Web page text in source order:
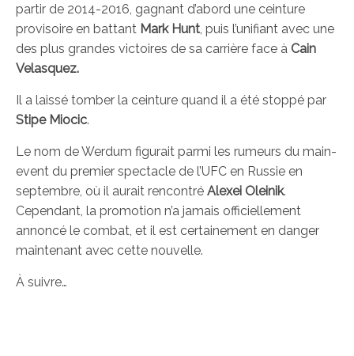
partir de 2014-2016, gagnant d’abord une ceinture
provisoire en battant Mark Hunt , puis l’unifiant avec une
des plus grandes victoires de sa carrière face à Cain
Velasquez.
Il a laissé tomber la ceinture quand il a été stoppé par
Stipe Miocic.
Le nom de Werdum figurait parmi les rumeurs du main-
event du premier spectacle de l’UFC en Russie en
septembre, où il aurait rencontré Alexei Oleinik.
Cependant, la promotion n’a jamais officiellement
annoncé le combat, et il est certainement en danger
maintenant avec cette nouvelle.
À suivre…